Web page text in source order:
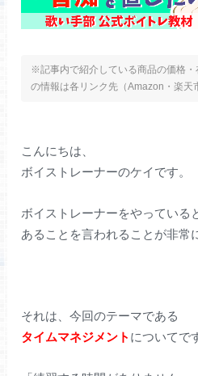
※記事内で紹介している商品の価格
の情報は各リンク先（Amazon・楽天
こんにちは、
ボイストレーナーのケイです。
ボイストレーナーをやっている
あることを言われることが非常
それは、今回のテーマである
タイムマネジメント についてで